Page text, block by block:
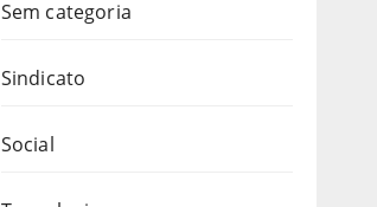
Sem categoria
Sindicato
Social